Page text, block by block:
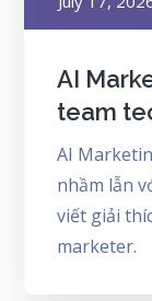
on
AI
team
AI
nhầm lẫn
viết giải
marketer.